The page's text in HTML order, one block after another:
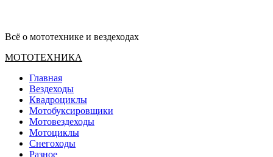
Всё о мототехнике и вездеходах
Основное
МОТОТЕХНИКА
Главная
Вездеходы
Квадроциклы
Мотобуксировщики
Мотовездеходы
Мотоциклы
Снегоходы
Разное